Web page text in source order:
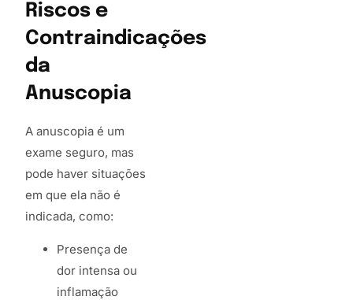
Riscos e
Contraindicações
da
Anuscopia
A anuscopia é um
exame seguro, mas
pode haver situações
em que ela não é
indicada, como:
Presença de
dor intensa ou
inflamação